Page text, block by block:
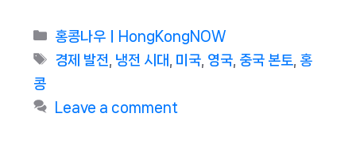
Categories
홍콩나우ㅣHongKongNOW
Tags
경제 발전 냉전 시대 미국 영국 중국 본토
홍
콩
Leave a comment